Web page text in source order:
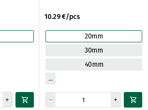
10.29 €/pcs
20mm
30mm
40mm